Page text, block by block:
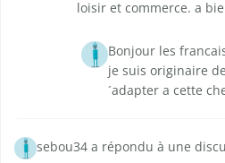
loisir et commerce. a
Bonjour les
je suis originaire
´adapter a cette
sebou34 a répondu à une